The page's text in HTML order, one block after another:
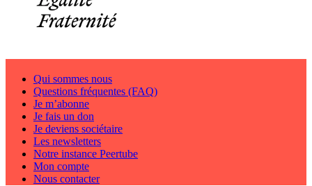
Qui sommes nous
Questions fréquentes (FAQ)
Je m’abonne
Je fais un don
Je deviens sociétaire
Les newsletters
Notre instance Peertube
Mon compte
Nous contacter